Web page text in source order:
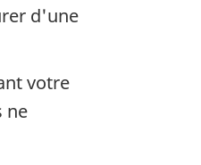
d'une
votre
ne